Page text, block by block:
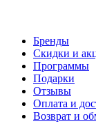
Бренды
Скидки и
Программы
Подарки
Отзывы
Оплата и
Возврат и